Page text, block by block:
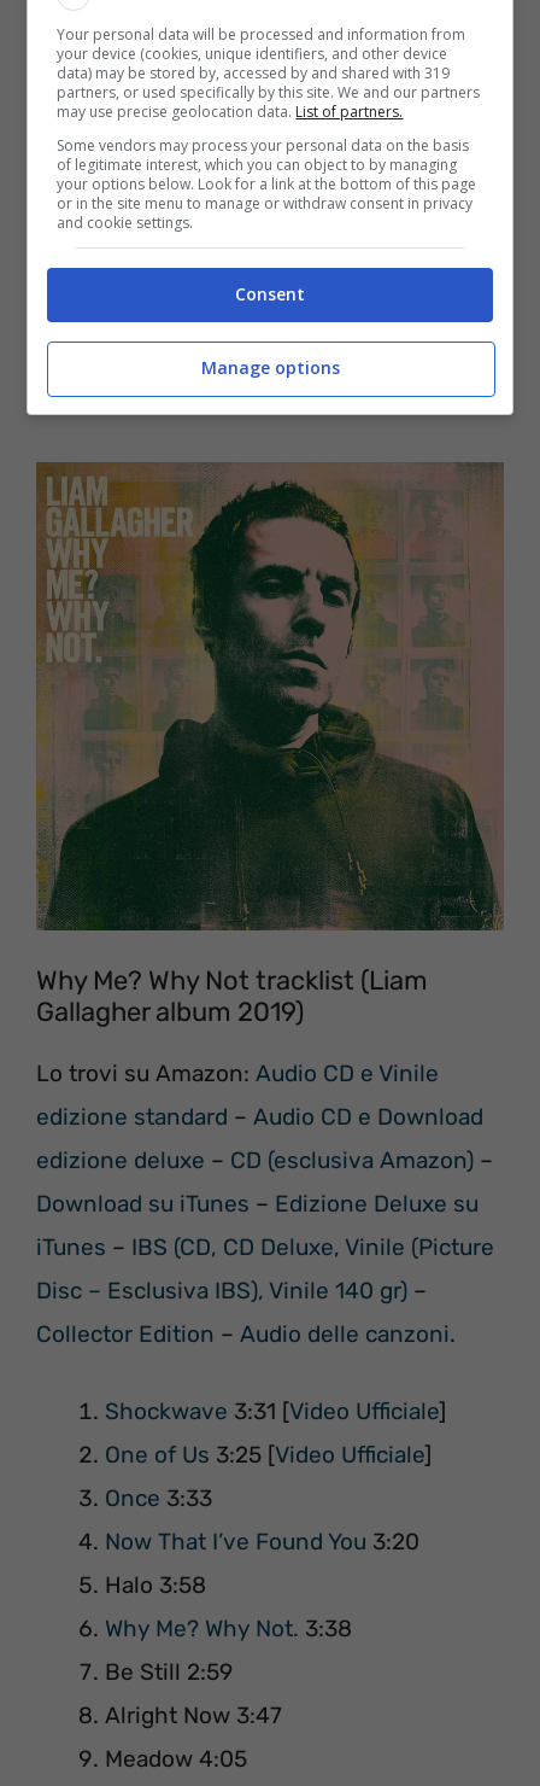
Baviera nel 1997, e “Why Not”, che fu
donato a Liam da Yōko Ono in occasione di
una visita al Dakota.
Why Me? Why Not tracklist (Liam
Gallagher album 2019)
Lo trovi su Amazon: Audio CD e Vinile
edizione standard – Audio CD e Download
edizione deluxe – CD (esclusiva Amazon) –
Download su iTunes – Edizione Deluxe su
iTunes – IBS (CD, CD Deluxe, Vinile (Picture
Disc – Esclusiva IBS), Vinile 140 gr) –
Collector Edition – Audio delle canzoni.
Shockwave 3:31 [Video Ufficiale]
One of Us 3:25 [Video Ufficiale]
Once 3:33
Now That I’ve Found You 3:20
Halo 3:58
Why Me? Why Not. 3:38
Be Still 2:59
Alright Now 3:47
Meadow 4:05
Your personal data will be processed and information from
your device (cookies, unique identifiers, and other device
data) may be stored by, accessed by and shared with 319
partners, or used specifically by this site. We and our partners
may use precise geolocation data. List of partners.
Some vendors may process your personal data on the basis
of legitimate interest, which you can object to by managing
your options below. Look for a link at the bottom of this page
or in the site menu to manage or withdraw consent in privacy
and cookie settings.
Consent
Manage options